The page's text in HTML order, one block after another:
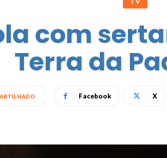
com
Terra da
Facebook X